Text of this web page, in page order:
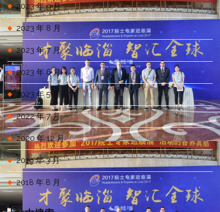
2023 年 9 月
2023 年 8 月
2023 年 7 月
2023 年 6 月
2023 年 5 月
2022 年 7 月
2020 年 12 月
2019 年 3 月
2018 年 8 月